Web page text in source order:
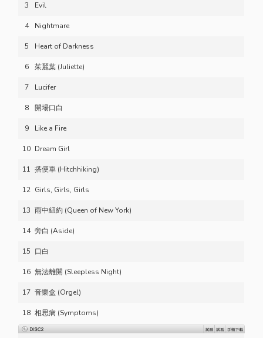
3 Evil
4 Nightmare
5 Heart of Darkness
6 茱麗葉 (Juliette)
7 Lucifer
8 開場口白
9 Like a Fire
10 Dream Girl
11 搭便車 (Hitchhiking)
12 Girls, Girls, Girls
13 雨中紐約 (Queen of New York)
14 旁白 (Aside)
15 口白
16 無法離開 (Sleepless Night)
17 音樂盒 (Orgel)
18 相思病 (Symptoms)